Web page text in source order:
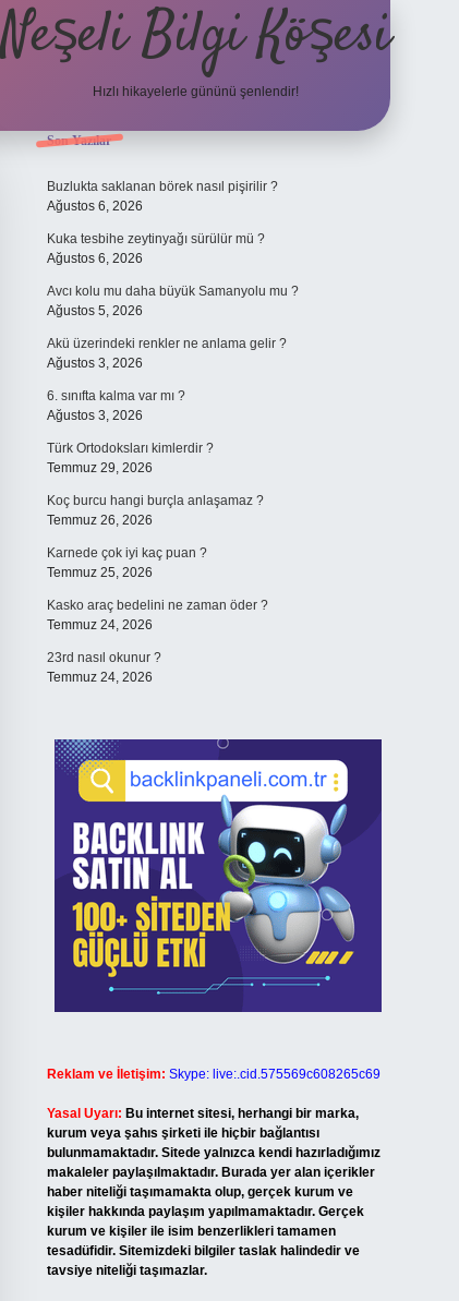
Neşeli Bilgi Köşesi
Hızlı hikayelerle gününü şenlendir!
Sidebar
Son Yazılar
Buzlukta saklanan börek nasıl pişirilir ?
Ağustos 6, 2026
Kuka tesbihe zeytinyağı sürülür mü ?
Ağustos 6, 2026
Avcı kolu mu daha büyük Samanyolu mu ?
Ağustos 5, 2026
Akü üzerindeki renkler ne anlama gelir ?
Ağustos 3, 2026
6. sınıfta kalma var mı ?
Ağustos 3, 2026
Türk Ortodoksları kimlerdir ?
Temmuz 29, 2026
Koç burcu hangi burçla anlaşamaz ?
Temmuz 26, 2026
Karnede çok iyi kaç puan ?
Temmuz 25, 2026
Kasko araç bedelini ne zaman öder ?
Temmuz 24, 2026
23rd nasıl okunur ?
Temmuz 24, 2026
Reklam ve İletişim: Skype: live:.cid.575569c608265c69
Yasal Uyarı: Bu internet sitesi, herhangi bir marka,
kurum veya şahıs şirketi ile hiçbir bağlantısı
bulunmamaktadır. Sitede yalnızca kendi hazırladığımız
makaleler paylaşılmaktadır. Burada yer alan içerikler
haber niteliği taşımamakta olup, gerçek kurum ve
kişiler hakkında paylaşım yapılmamaktadır. Gerçek
kurum ve kişiler ile isim benzerlikleri tamamen
tesadüfidir. Sitemizdeki bilgiler taslak halindedir ve
tavsiye niteliği taşımazlar.
en iyi bahis siteleri